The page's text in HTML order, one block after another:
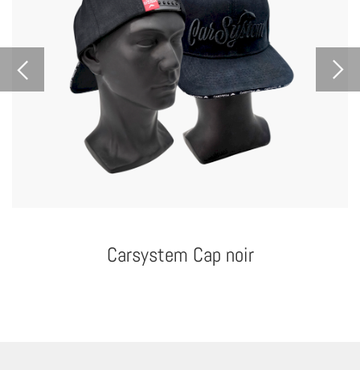
Carsystem Cap noir